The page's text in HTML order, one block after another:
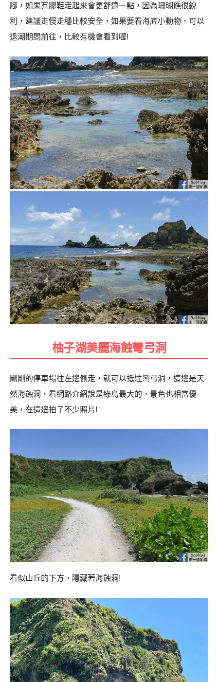
腳，如果有膠鞋走起來會更舒適一點，因為珊瑚礁很銳
利，建議走慢走穩比較安全，如果要看海底小動物，可以
退潮期間前往，比較有機會看到喔!
柚子湖美麗海蝕彎弓洞
剛剛的停車場往左邊側走，就可以抵達彎弓洞，這邊是天
然海蝕洞，看網路介紹說是綠島最大的，景色也相當優
美，在這邊拍了不少照片!
看似山丘的下方，隱藏著海蝕洞!